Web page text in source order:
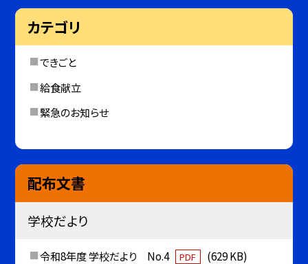
カテゴリ
できごと
給食献立
緊急のお知らせ
配布文書
学校だより
令和8年度 学校だより No.4 PDF (629 KB)